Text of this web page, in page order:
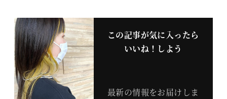
この記事が気に入ったら
いいね！しよう
最新の情報をお届けしま